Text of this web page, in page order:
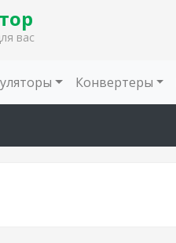
вас
Конвертеры